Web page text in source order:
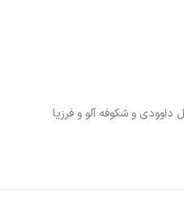
داوودى و شكوفه آلو و فرزیا